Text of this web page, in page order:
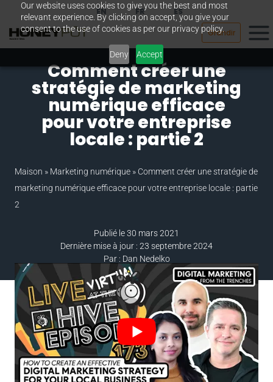
Our website uses cookies to give you the best and most
relevant experience. By clicking on accept, you give your
consent to the use of cookies as per our privacy policy.
Deny Accept
Passer
contenu
EN FR ES
Grandir
Comment créer une
stratégie de marketing
numérique efficace
pour votre entreprise
locale : partie 2
Maison » Marketing numérique » Comment créer une stratégie de
marketing numérique efficace pour votre entreprise locale : partie
2
Publié le 30 mars 2021
Dernière mise à jour : 23 septembre 2024
Par : Dan Nedelko